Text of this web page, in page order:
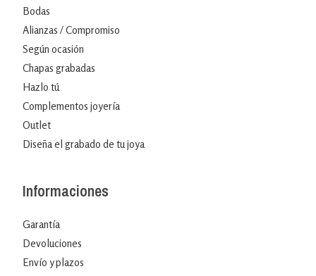
Bodas
Alianzas / Compromiso
Según ocasión
Chapas grabadas
Hazlo tú
Complementos joyería
Outlet
Diseña el grabado de tu joya
Informaciones
Garantía
Devoluciones
Envío y plazos